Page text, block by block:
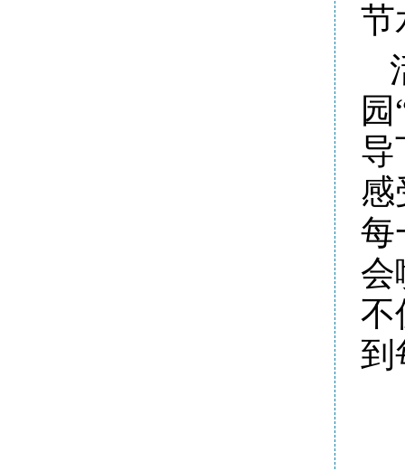
节
导
感
每
会
不
到